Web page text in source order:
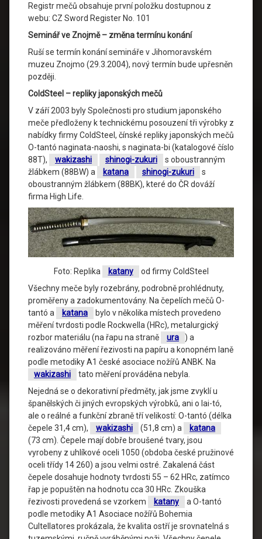
Registr mečů obsahuje první položku dostupnou z
webu: CZ Sword Register No. 101
Seminář ve Znojmě – změna termínu konání
Ruší se termín konání semináře v Jihomoravském
muzeu Znojmo (29.3.2004), nový termín bude upřesněn
později.
ColdSteel – repliky japonských mečů
V září 2003 byly Společnosti pro studium japonského
meče předloženy k technickému posouzení tři výrobky z
nabídky firmy ColdSteel, čínské repliky japonských mečů
O-tantó naginata-naoshi, s naginata-bi (katalogové číslo
88T),
wakizashi shinogi-zukuri
s oboustranným
žlábkem (88BW) a
katana shinogi-zukuri
s
oboustranným žlábkem (88BK), které do ČR dováží
firma High Life.
Foto: Replika katany
od firmy ColdSteel
Všechny meče byly rozebrány, podrobně prohlédnuty,
proměřeny a zadokumentovány. Na čepelích mečů O-
tantó a
katana
bylo v několika místech provedeno
měření tvrdosti podle Rockwella (HRc), metalurgický
rozbor materiálu (na řapu na straně
ura
) a
realizováno měření řezivosti na papíru a konopném laně
podle metodiky A1 české asociace nožířů ANBK. Na
wakizashi
tato měření prováděna nebyla.
Nejedná se o dekorativní předměty, jak jsme zvyklí u
španělských či jiných evropských výrobků, ani o Iai-tó,
ale o reálné a funkční zbraně tří velikostí: O-tantó (délka
čepele 31,4 cm),
wakizashi (51,8 cm) a
katana
(73 cm). Čepele mají dobře broušené tvary, jsou
vyrobeny z uhlíkové oceli 1050 (obdoba české pružinové
oceli třídy 14 260) a jsou velmi ostré. Zakalená část
čepele dosahuje hodnoty tvrdosti 55 – 62 HRc, zatímco
řap je popuštěn na hodnotu cca 30 HRc. Zkouška
řezivosti provedená se vzorkem
katany
a O-tantó
podle metodiky A1 Asociace nožířů Bohemia
Cultellatores prokázala, že kvalita ostří je srovnatelná s